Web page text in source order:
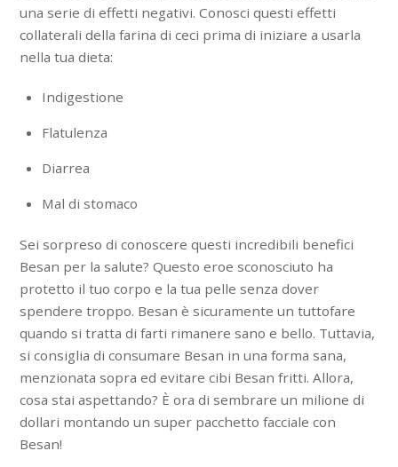
una serie di effetti negativi. Conosci questi effetti
collaterali della farina di ceci prima di iniziare a usarla
nella tua dieta:
Indigestione
Flatulenza
Diarrea
Mal di stomaco
Sei sorpreso di conoscere questi incredibili benefici
Besan per la salute? Questo eroe sconosciuto ha
protetto il tuo corpo e la tua pelle senza dover
spendere troppo. Besan è sicuramente un tuttofare
quando si tratta di farti rimanere sano e bello. Tuttavia,
si consiglia di consumare Besan in una forma sana,
menzionata sopra ed evitare cibi Besan fritti. Allora,
cosa stai aspettando? È ora di sembrare un milione di
dollari montando un super pacchetto facciale con
Besan!